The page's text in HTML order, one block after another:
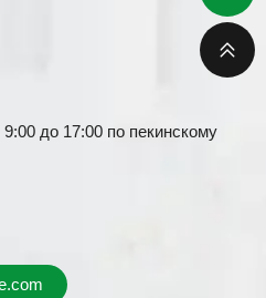
до 17:00 по пекинскому